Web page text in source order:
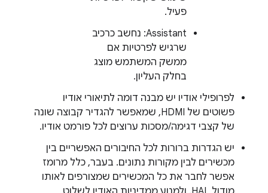
פעיל.
‫Assistant: נחשב כרכיב
שרגיש לפרטיות אם
ממשק המשתמש מוצג
בחלק העליון.
לפרופילי אודיו יש מבנה דומה לתיאורי אודיו
פשוטים של HDMI, שמאפשר להגדיר קבוצה שונה
של קצבי דגימה/מסכות ערוצים לכל פורמט אודיו.
יש הגדרות ברורות לכל החיבורים האפשריים בין
מכשירים לבין מקורות נתונים. בעבר, כלל מרומז
אפשר לחבר את כל המכשירים שמצורפים לאותו